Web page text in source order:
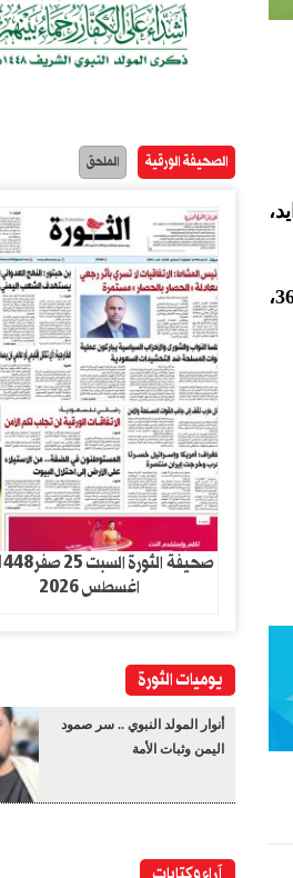
أحرز أهداف المباراة لمنتخب قطر، بو علام خوخي، المعز علي، حسن الهيدوس وحامد إسماعيل في الدقائق (21، 36،
الصحيفة الورقية الملحق
اغسطس 2026
يوميات الثورة
أنوار المولد النبوي .. سر صمود
اليمن وثبات الأمة